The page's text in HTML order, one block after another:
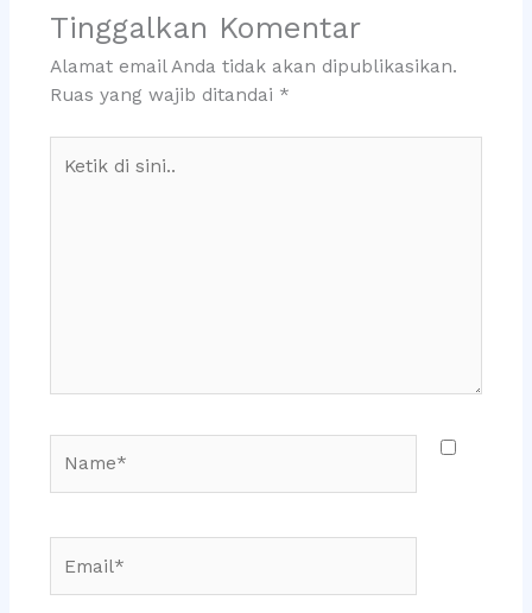
Tinggalkan Komentar
Alamat email Anda tidak akan dipublikasikan.
Ruas yang wajib ditandai *